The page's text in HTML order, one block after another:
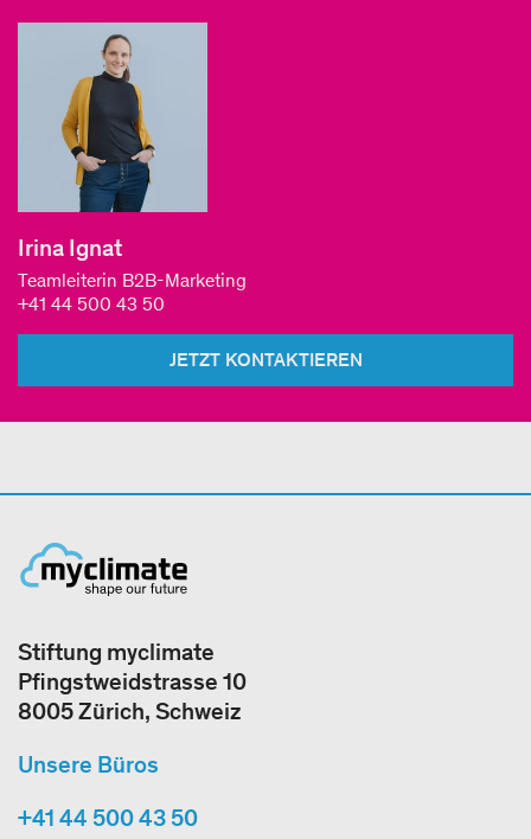
Irina Ignat
Teamleiterin B2B-Marketing
+41 44 500 43 50
JETZT KONTAKTIEREN
Stiftung myclimate
Pfingstweidstrasse 10
8005 Zürich, Schweiz
Unsere Büros
+41 44 500 43 50